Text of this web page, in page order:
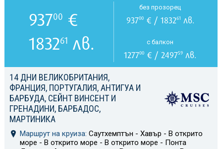
14 ДНИ ВЕЛИКОБРИТАНИЯ,
ФРАНЦИЯ, ПОРТУГАЛИЯ, АНТИГУА И
БАРБУДА, СЕЙНТ ВИНСЕНТ И
ГРЕНАДИНИ, БАРБАДОС,
МАРТИНИКА
Маршрут на круиза: Саутхемптън - Хавър - В открито
море - В открито море - В открито море - Понта
93700 €
183261 лв.
без прозорец
93700€ / 183261 лв.
с балкон
127700 € / 249759 лв.